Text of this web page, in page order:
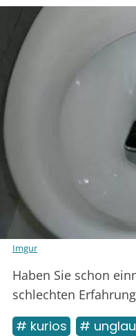
Imgur
Haben Sie schon
schlechten
# kurios #